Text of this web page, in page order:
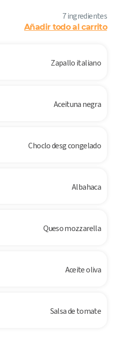
7 ingredientes
Añadir todo al carrito
Zapallo italiano
Aceituna negra
Choclo desg congelado
Albahaca
Queso mozzarella
Aceite oliva
Salsa de tomate